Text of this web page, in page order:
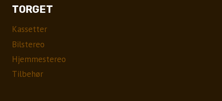
TORGET
Kassetter
Bilstereo
Hjemmestereo
Tilbehør